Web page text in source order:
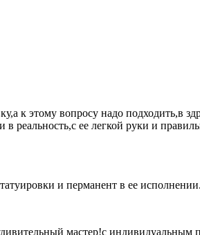
к этому вопросу надо подходить,в
реальность,с ее легкой руки и
и перманент в ее
мастер!с индивидуальным